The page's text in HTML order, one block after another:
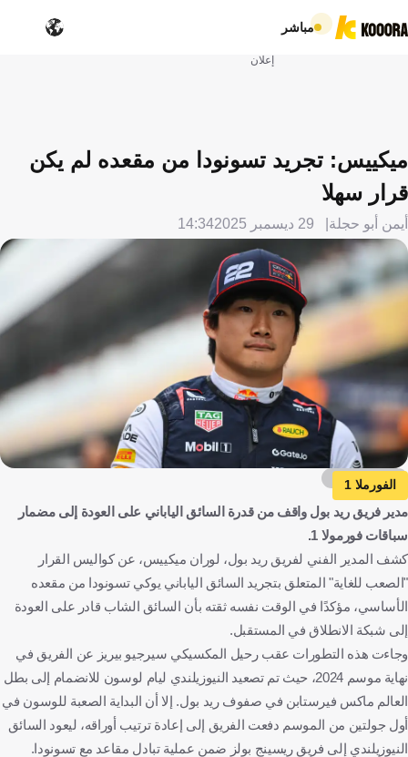
مباشر
إعلان
ميكييس: تجريد تسونودا من مقعده لم يكن
قرار سهلا
أيمن أبو حجلة 29 ديسمبر 2025 14:34
Getty Images
الفورملا 1
مدير فريق ريد بول واقف من قدرة السائق الياباني على العودة إلى مضمار
سباقات فورمولا 1.
كشف المدير الفني لفريق ريد بول، لوران ميكييس، عن كواليس القرار
"الصعب للغاية" المتعلق بتجريد السائق الياباني يوكي تسونودا من مقعده
الأساسي، مؤكدًا في الوقت نفسه ثقته بأن السائق الشاب قادر على العودة
إلى شبكة الانطلاق في المستقبل.
وجاءت هذه التطورات عقب رحيل المكسيكي سيرجيو بيريز عن الفريق في
نهاية موسم 2024، حيث تم تصعيد النيوزيلندي ليام لوسون للانضمام إلى بطل
العالم ماكس فيرستابن في صفوف ريد بول. إلا أن البداية الصعبة للوسون في
أول جولتين من الموسم دفعت الفريق إلى إعادة ترتيب أوراقه، ليعود السائق
النيوزيلندي إلى فريق ريسينج بولز ضمن عملية تبادل مقاعد مع تسونودا.